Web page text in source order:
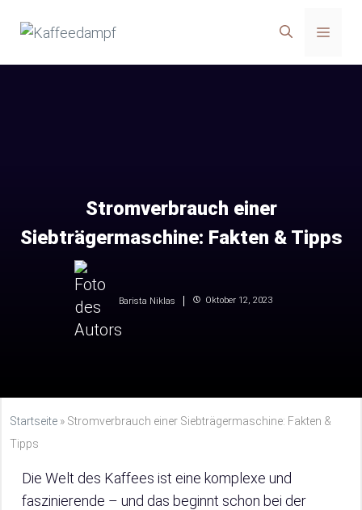
Inhalt
Menü
Stromverbrauch einer
Siebträgermaschine: Fakten & Tipps
Barista Niklas Oktober 12, 2023
Startseite » Stromverbrauch einer Siebträgermaschine: Fakten &
Tipps
Die Welt des Kaffees ist eine komplexe und
faszinierende – und das beginnt schon bei der